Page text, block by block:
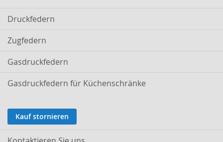
Druckfedern
Zugfedern
Gasdruckfedern
Gasdruckfedern für Küchenschränke
Kauf stornieren